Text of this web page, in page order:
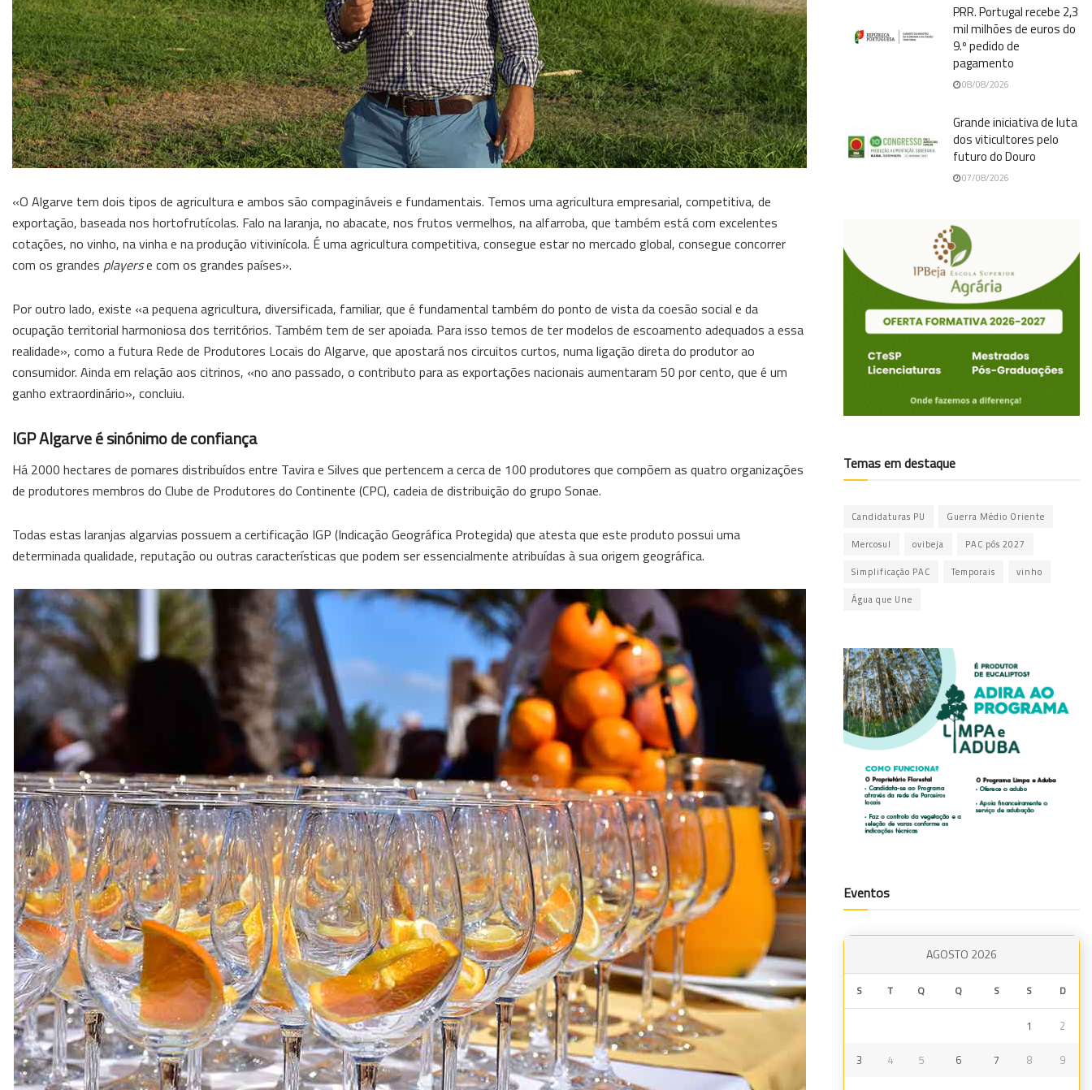
«O Algarve tem dois tipos de agricultura e ambos são compagináveis e fundamentais. Temos uma agricultura empresarial, competitiva, de
exportação, baseada nos hortofrutícolas. Falo na laranja, no abacate, nos frutos vermelhos, na alfarroba, que também está com excelentes
cotações, no vinho, na vinha e na produção vitivinícola. É uma agricultura competitiva, consegue estar no mercado global, consegue concorrer
com os grandes playerse com os grandes países».
Por outro lado, existe «a pequena agricultura, diversificada, familiar, que é fundamental também do ponto de vista da coesão social e da
ocupação territorial harmoniosa dos territórios. Também tem de ser apoiada. Para isso temos de ter modelos de escoamento adequados a essa
realidade», como a futura Rede de Produtores Locais do Algarve, que apostará nos circuitos curtos, numa ligação direta do produtor ao
consumidor. Ainda em relação aos citrinos, «no ano passado, o contributo para as exportações nacionais aumentaram 50 por cento, que é um
ganho extraordinário», concluiu.
IGP Algarve é sinónimo de confiança
Há 2000 hectares de pomares distribuídos entre Tavira e Silves que pertencem a cerca de 100 produtores que compõem as quatro organizações
de produtores membros do Clube de Produtores do Continente (CPC), cadeia de distribuição do grupo Sonae.
Todas estas laranjas algarvias possuem a certificação IGP (Indicação Geográfica Protegida) que atesta que este produto possui uma
determinada qualidade, reputação ou outras características que podem ser essencialmente atribuídas à sua origem geográfica.
PRR. Portugal recebe 2,3
mil milhões de euros do
9.º pedido de
pagamento
08/08/2026
Grande iniciativa de luta
dos viticultores pelo
futuro do Douro
07/08/2026
Temas em destaque
Candidaturas PU Guerra Médio Oriente
Mercosul ovibeja PAC pós 2027
Simplificação PAC Temporais vinho
Água que Une
Eventos
AGOSTO 2026
S T Q Q S S D
1 2
3 4 5 6 7 8 9